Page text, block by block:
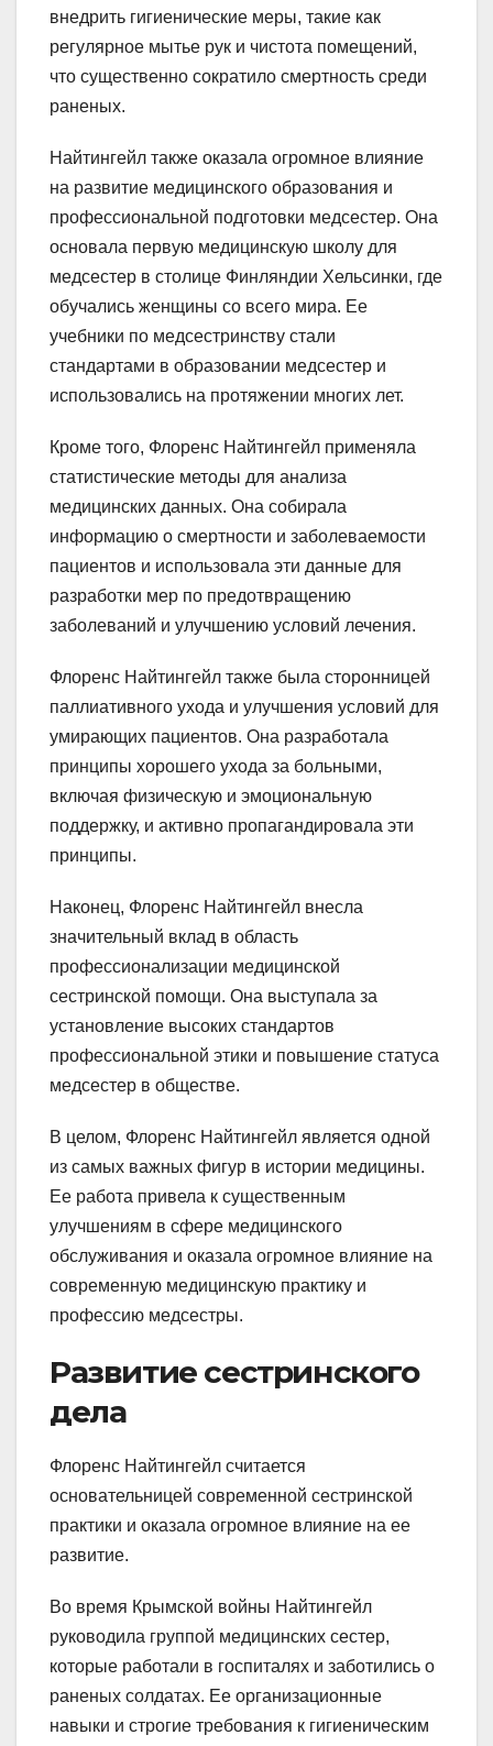
внедрить гигиенические меры, такие как
регулярное мытье рук и чистота помещений,
что существенно сократило смертность среди
раненых.
Найтингейл также оказала огромное влияние
на развитие медицинского образования и
профессиональной подготовки медсестер. Она
основала первую медицинскую школу для
медсестер в столице Финляндии Хельсинки, где
обучались женщины со всего мира. Ее
учебники по медсестринству стали
стандартами в образовании медсестер и
использовались на протяжении многих лет.
Кроме того, Флоренс Найтингейл применяла
статистические методы для анализа
медицинских данных. Она собирала
информацию о смертности и заболеваемости
пациентов и использовала эти данные для
разработки мер по предотвращению
заболеваний и улучшению условий лечения.
Флоренс Найтингейл также была сторонницей
паллиативного ухода и улучшения условий для
умирающих пациентов. Она разработала
принципы хорошего ухода за больными,
включая физическую и эмоциональную
поддержку, и активно пропагандировала эти
принципы.
Наконец, Флоренс Найтингейл внесла
значительный вклад в область
профессионализации медицинской
сестринской помощи. Она выступала за
установление высоких стандартов
профессиональной этики и повышение статуса
медсестер в обществе.
В целом, Флоренс Найтингейл является одной
из самых важных фигур в истории медицины.
Ее работа привела к существенным
улучшениям в сфере медицинского
обслуживания и оказала огромное влияние на
современную медицинскую практику и
профессию медсестры.
Развитие сестринского
дела
Флоренс Найтингейл считается
основательницей современной сестринской
практики и оказала огромное влияние на ее
развитие.
Во время Крымской войны Найтингейл
руководила группой медицинских сестер,
которые работали в госпиталях и заботились о
раненых солдатах. Ее организационные
навыки и строгие требования к гигиеническим